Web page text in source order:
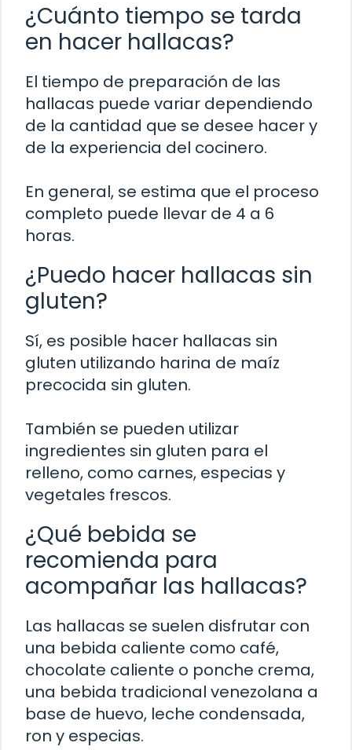
¿Cuánto tiempo se tarda
en hacer hallacas?
El tiempo de preparación de las
hallacas puede variar dependiendo
de la cantidad que se desee hacer y
de la experiencia del cocinero.
En general, se estima que el proceso
completo puede llevar de 4 a 6
horas.
¿Puedo hacer hallacas sin
gluten?
Sí, es posible hacer hallacas sin
gluten utilizando harina de maíz
precocida sin gluten.
También se pueden utilizar
ingredientes sin gluten para el
relleno, como carnes, especias y
vegetales frescos.
¿Qué bebida se
recomienda para
acompañar las hallacas?
Las hallacas se suelen disfrutar con
una bebida caliente como café,
chocolate caliente o ponche crema,
una bebida tradicional venezolana a
base de huevo, leche condensada,
ron y especias.